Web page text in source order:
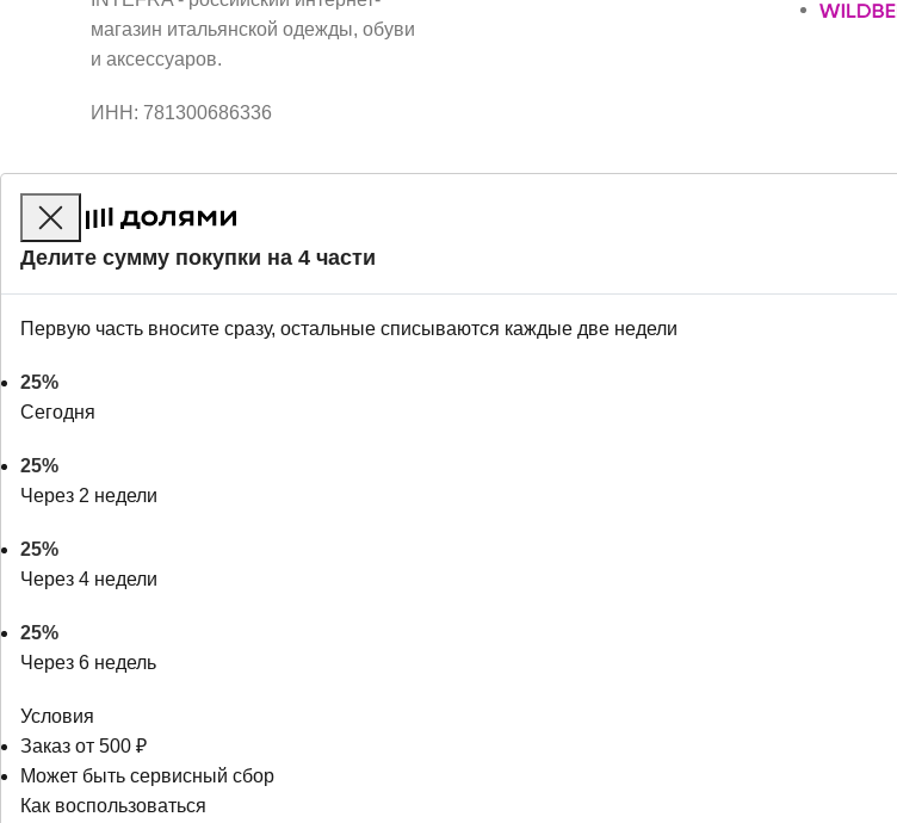
магазин итальянской одежды, обуви
и аксессуаров.
ИНН: 781300686336
Делите сумму покупки на 4 части
Первую часть вносите сразу, остальные списываются каждые две недели
25%
Сегодня
25%
Через 2 недели
25%
Через 4 недели
25%
Через 6 недель
Условия
Заказ от 500 ₽
Может быть сервисный сбор
Как воспользоваться